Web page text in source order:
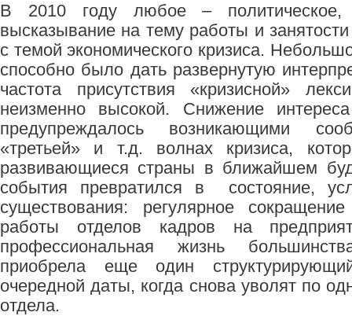
В 2010 году любое – политическое,
высказывание на тему работы и
с темой экономического кризиса.
способно было дать развернутую
частота присутствия «кризисной»
неизменно высокой. Снижение
предупреждалось возникающими
«третьей» и т.д. волнах кризиса,
развивающиеся страны в ближайшем
события превратился в состояние,
существования: регулярное
работы отделов кадров на
профессиональная жизнь
приобрела еще один
очередной даты, когда снова уволят по
отдела.